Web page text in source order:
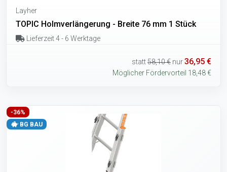
Layher
TOPIC Holmverlängerung - Breite 76 mm 1 Stück
Lieferzeit 4 - 6 Werktage
statt58,10 € nur36,95 €
Möglicher Fördervorteil 18,48 €
-36%
BG BAU